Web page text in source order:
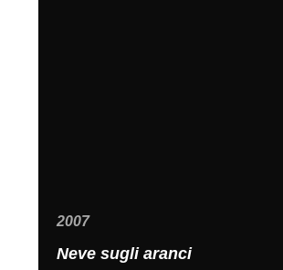
2007
Neve sugli aranci